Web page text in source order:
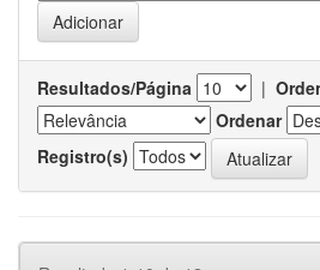
Resultados/Página |
Ordenar
Registro(s)